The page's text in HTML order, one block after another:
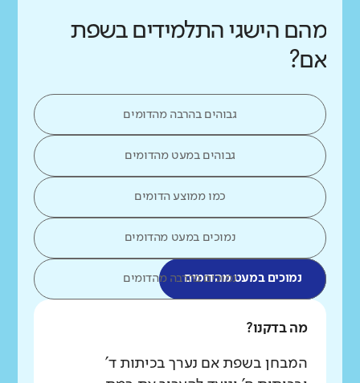
מהם הישגי התלמידים בשפת
אם?
גבוהים בהרבה מהדומים
גבוהים במעט מהדומים
כמו ממוצע הדומים
נמוכים במעט מהדומים
נמוכים במעט מהדומיםנמוכים בהרבה מהדומים
מה בדקנו?
המבחן בשפת אם נערך בכיתות ד'